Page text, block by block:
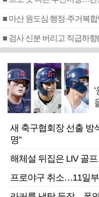
■ 마산 원도심 행정·주거복
새 축구협회장 선출
명”
해체설 뒤집은 LIV 골
프로야구 취소…11일